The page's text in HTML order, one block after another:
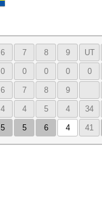
6 7 8 9 UT
0 0 0 0 0
6 7 8 9
4 4 5 4 34
5 5 6 4 41